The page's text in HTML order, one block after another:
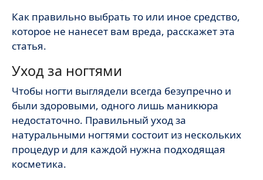
Как правильно выбрать то или иное средство,
которое не нанесет вам вреда, расскажет эта
статья.
Уход за ногтями
Чтобы ногти выглядели всегда безупречно и
были здоровыми, одного лишь маникюра
недостаточно. Правильный уход за
натуральными ногтями состоит из нескольких
процедур и для каждой нужна подходящая
косметика.